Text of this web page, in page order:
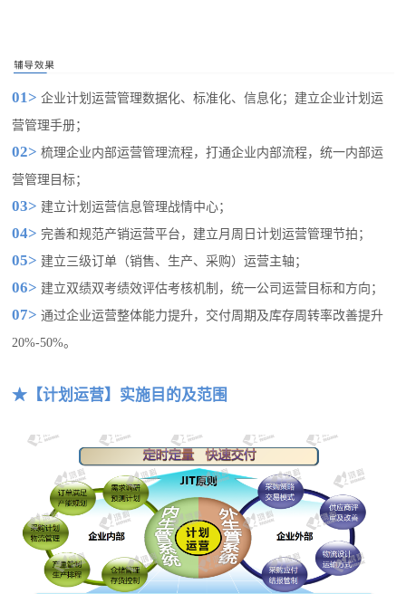
01> 企业计划运营管理数据化、标准化、信息化；建立企业计划运
营管理手册；
02>梳理企业内部运营管理流程，打通企业内部流程，统一内部运
营管理目标；
03> 建立计划运营信息管理战情中心；
04>完善和规范产销运营平台，建立月周日计划运营管理节拍；
05> 建立三级订单（销售、生产、采购）运营主轴；
06> 建立双绩双考绩效评估考核机制，统一公司运营目标和方向；
07>通过企业运营整体能力提升，交付周期及库存周转率改善提升
20%-50%。
★【计划运营】实施目的及范围